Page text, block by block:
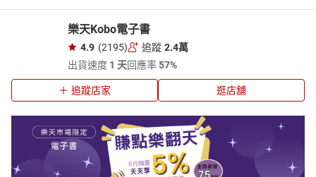
樂天Kobo電子書
4.9 (2195) 追蹤 2.4萬
出貨速度 1 天回應率57%
追蹤店家 逛店舖